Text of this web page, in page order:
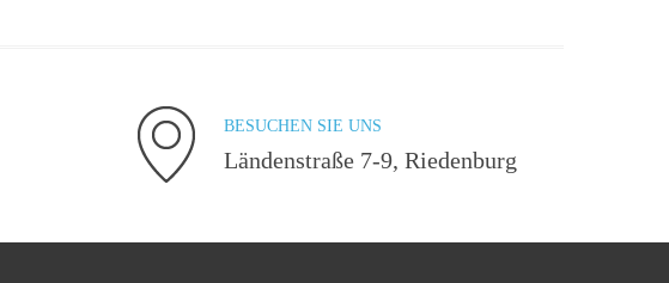
BESUCHEN SIE UNS
Ländenstraße 7-9, Riedenburg